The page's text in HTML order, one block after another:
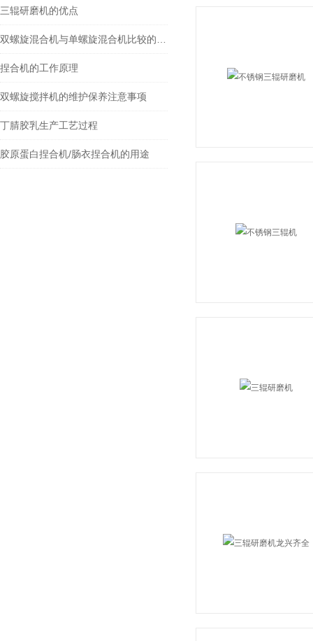
三辊研磨机的优点
捏合机的工作原理
双螺旋搅拌机的维护保养注意事项
丁腈胶乳生产工艺过程
胶原蛋白捏合机/肠衣捏合机的用途